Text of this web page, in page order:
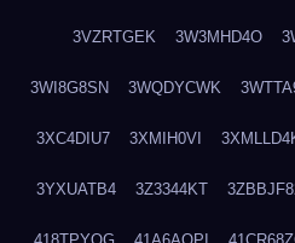
3VZRTGEK 3W3MHD4O
3WI8G8SN 3WQDYCWK
3XC4DIU7 3XMIH0VI
3YXUATB4 3Z3344KT